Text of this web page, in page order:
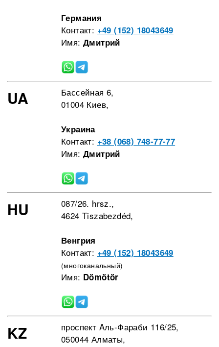
Германия
Контакт: +49 (152) 18043649
Имя: Дмитрий
UA
Бассейная 6,
01004 Киев,
Украина
Контакт: +38 (068) 748-77-77
Имя: Дмитрий
HU
087/26. hrsz.,
4624 Tiszabezdéd,
Венгрия
Контакт: +49 (152) 18043649
(многоканальный)
Имя: Dömötör
KZ
проспект Aль-Фараби 116/25,
050044 Алматы,